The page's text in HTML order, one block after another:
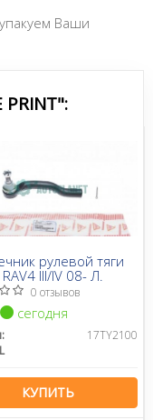
Ваши
рулевой тяги
III/IV 08- Л.
0 отзывов
сегодня
17TY2100
КУПИТЬ